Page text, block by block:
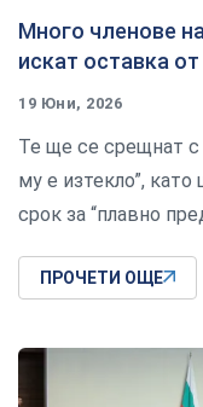
Много членове
искат оставка
19 Юни, 2026
Те ще се срещнат с
му е изтекло”,
срок за “плавно
ПРОЧЕТИ ОЩЕ